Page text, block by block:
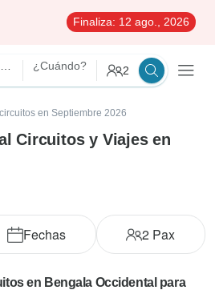
Finaliza: 12 ago., 2026
¿Cuándo? 2
circuitos en Septiembre 2026
Circuitos y Viajes en
Fechas 2 Pax
en Bengala Occidental para